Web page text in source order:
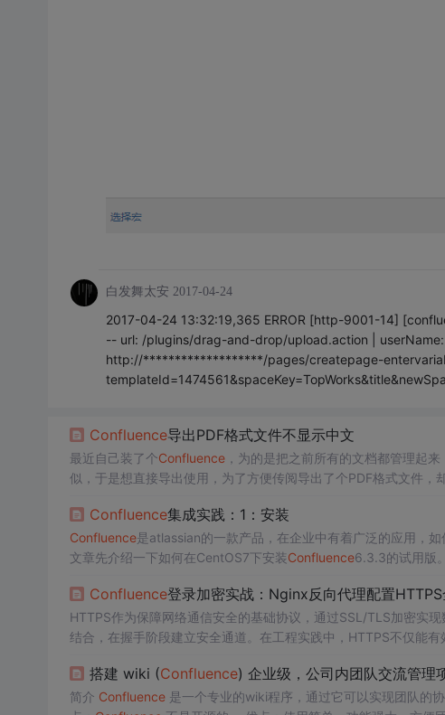
白发舞太安 2017-04-24
2017-04-24 13:32:19,365 ERROR [http-9001-14]
-- url: /plugins/drag-and-drop/upload.action |
http://*******************/pages/createpage-
Confluence导出PDF格式文件不显示中文
最近自己装了个Confluence，为的是把之前所有的文档都管理起
似，于是想直接导出使用，为了方便传阅导出了个PDF格式文件
应...Confluence集成实践：1：安装
Confluence是atlassian的一款产品，在企业中有着广泛的应用，
文章先介绍一下如何在CentOS7下安装Confluence6.3.3的试用版。
Confluence登录加密实战：Nginx反向代理配置
HTTPS作为保障网络通信安全的基础协议，通过SSL/TLS加密实
结合，在握手阶段建立安全通道。在工程实践中，HTTPS不仅能
风险。本文以Confluence登录加密为具体场景，详细阐述如何通
搭建 wiki (Confluence) 企业级，公司内团队交流管理
简介 Confluence是一个专业的wiki程序，通过它可以实现团队的